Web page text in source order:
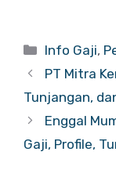
Categories
Info Gaji,
PT Mitra
Tunjangan,
Enggal
Gaji, Profile,